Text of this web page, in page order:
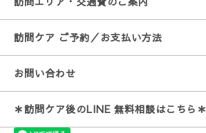
訪問ケア ご予約／お支払い方法
お問い合わせ
＊訪問ケア後のLINE 無料相談はこちら＊